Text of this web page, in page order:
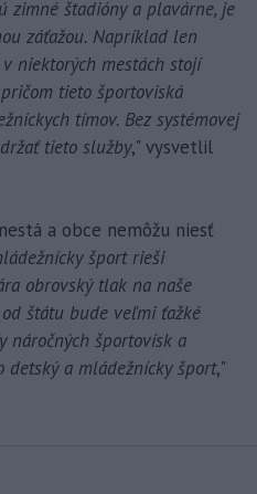
zimné štadióny a plavárne, je
záťažou. Napríklad len
niektorých mestách stojí
tieto športoviská
tímov. Bez systémovej
tieto služby," vysvetlil
a obce nemôžu niesť
šport rieši
obrovský tlak na naše
štátu bude veľmi ťažké
náročných športovísk a
a mládežnícky šport,"